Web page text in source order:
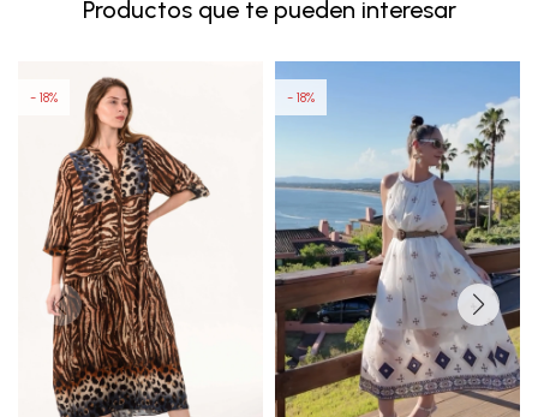
Productos que te pueden interesar
18 18